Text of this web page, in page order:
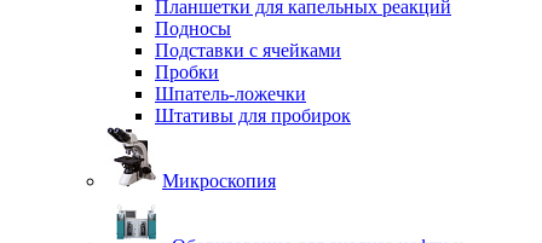
Планшетки для капельных реакций
Подносы
Подставки с ячейками
Пробки
Шпатель-ложечки
Штативы для пробирок
Микроскопия